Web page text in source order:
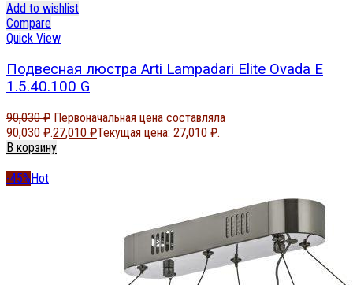
Add to wishlist
Compare
Quick View
Подвесная люстра Arti Lampadari Elite Ovada E
1.5.40.100 G
90,030₽ Первоначальная цена составляла
90,030 ₽.27,010 ₽Текущая цена: 27,010 ₽.
В корзину
-45%Hot